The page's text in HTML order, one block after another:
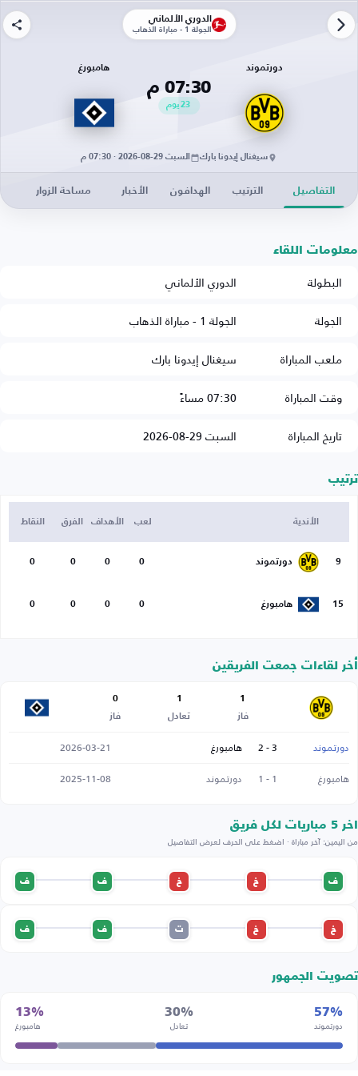
الدوري الألماني
الجولة 1 - مباراة الذهاب
دورتموند
07:30 م
23يوم
هامبورغ
سيغنال إيدونا بارك السبت 29-08-2026 · 07:30 م
التفاصيل الترتيب الهدافون الأخبار مساحة الزوار
معلومات اللقاء
البطولة
الدوري الألماني
الجولة
الجولة 1 - مباراة الذهاب
ملعب المباراة
سيغنال إيدونا بارك
وقت المباراة
07:30 مساءً
تاريخ المباراة
السبت 29-08-2026
ترتيب
الأندية لعب الأهداف الفرق النقاط
9 دورتموند 0
0
0
0
15 هامبورغ 0
0
0
0
أخر لقاءات جمعت الفريقين
1
فاز
1
تعادل
0
فاز
دورتموند 3 - 2 هامبورغ
2026-03-21
هامبورغ
1 - 1 دورتموند 2025-11-08
اخر 5 مباريات لكل فريق
من اليمين: آخر مباراة · اضغط على الحرف لعرض التفاصيل
ف خ خ ف ف
خ خ ت ف ف
تصويت الجمهور
57%
دورتموند
30%
تعادل
13%
هامبورغ